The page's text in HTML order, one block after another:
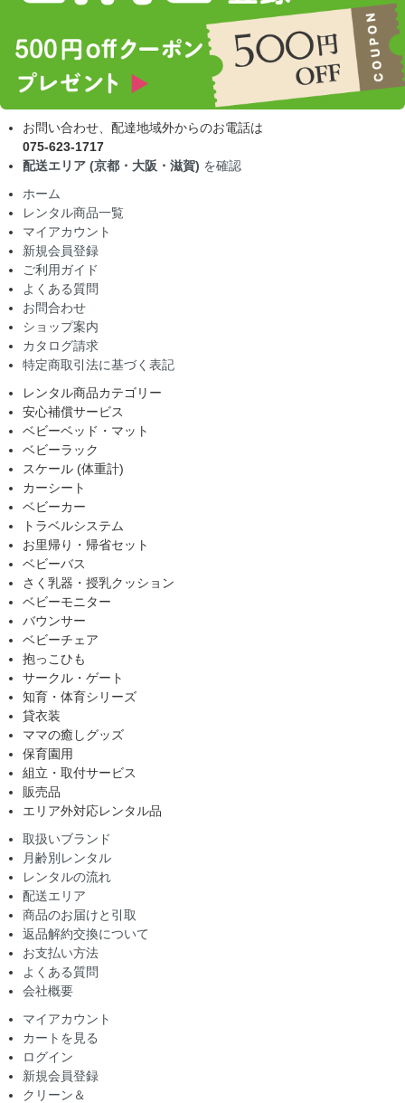
お問い合わせ、配達地域外からのお電話は
075-623-1717
配送エリア (京都・大阪・滋賀) を確認
ホーム
レンタル商品一覧
マイアカウント
新規会員登録
ご利用ガイド
よくある質問
お問合わせ
ショップ案内
カタログ請求
特定商取引法に基づく表記
レンタル商品カテゴリー
安心補償サービス
ベビーベッド・マット
ベビーラック
スケール (体重計)
カーシート
ベビーカー
トラベルシステム
お里帰り・帰省セット
ベビーバス
さく乳器・授乳クッション
ベビーモニター
バウンサー
ベビーチェア
抱っこひも
サークル・ゲート
知育・体育シリーズ
貸衣装
ママの癒しグッズ
保育園用
組立・取付サービス
販売品
エリア外対応レンタル品
取扱いブランド
月齢別レンタル
レンタルの流れ
配送エリア
商品のお届けと引取
返品解約交換について
お支払い方法
よくある質問
会社概要
マイアカウント
カートを見る
ログイン
新規会員登録
クリーン＆